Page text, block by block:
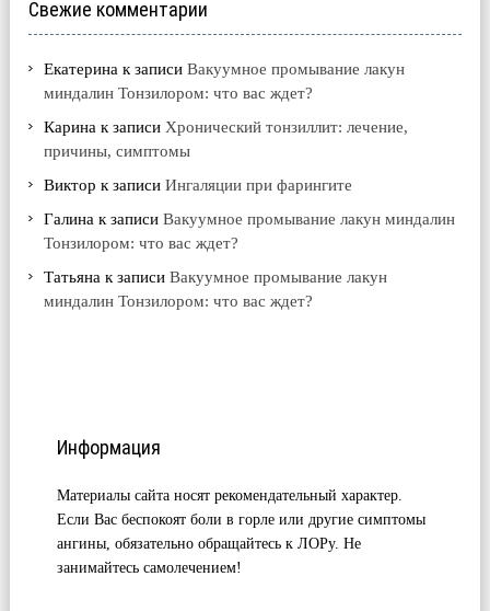
Свежие комментарии
Екатерина к записиВакуумное промывание лакун
миндалин Тонзилором: что вас ждет?
Карина к записи Хронический тонзиллит: лечение,
причины, симптомы
Виктор к записиИнгаляции при фарингите
Галина к записиВакуумное промывание лакун миндалин
Тонзилором: что вас ждет?
Татьяна к записиВакуумное промывание лакун
миндалин Тонзилором: что вас ждет?
Информация
Материалы сайта носят рекомендательный характер.
Если Вас беспокоят боли в горле или другие симптомы
ангины, обязательно обращайтесь к ЛОРу. Не
занимайтесь самолечением!